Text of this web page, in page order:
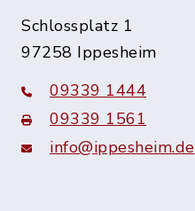
Schlossplatz 1
97258 Ippesheim
09339 1444
09339 1561
info@ippesheim.de